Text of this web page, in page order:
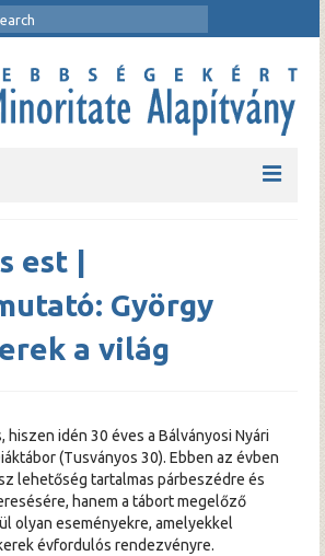
est |
György
a világ
hiszen idén 30 éves a Bálványosi Nyári
(Tusványos 30). Ebben az évben
lehetőség tartalmas párbeszédre és
hanem a tábort megelőző
olyan eseményekre, amelyekkel
évfordulós rendezvényre.